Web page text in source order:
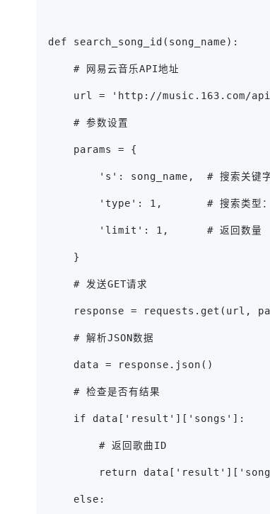
def search_song_id(song_name):
    # 网易云音乐API地址
url = 'http://music.163.com/
    # 参数设置
    params = {
's': song_name,  # 搜索关键
'type': 1,       # 搜索类型：
        'limit': 1,      # 返回数量
    }
    # 发送GET请求
response = requests.get(url,
    # 解析JSON数据
    data = response.json()
    # 检查是否有结果
    if data['result']['songs']:
        # 返回歌曲ID
return
    else: